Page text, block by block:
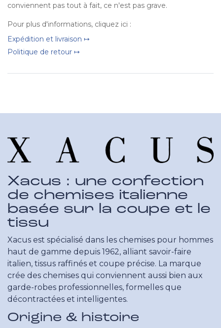
conviennent pas tout à fait, ce n'est pas grave.
Pour plus d'informations, cliquez ici :
Expédition et livraison ↦
Politique de retour ↦
Xacus : une confection
de chemises italienne
basée sur la coupe et le
tissu
Xacus est spécialisé dans les chemises pour hommes
haut de gamme depuis 1962, alliant savoir-faire
italien, tissus raffinés et coupe précise. La marque
crée des chemises qui conviennent aussi bien aux
garde-robes professionnelles, formelles que
décontractées et intelligentes.
Origine & histoire